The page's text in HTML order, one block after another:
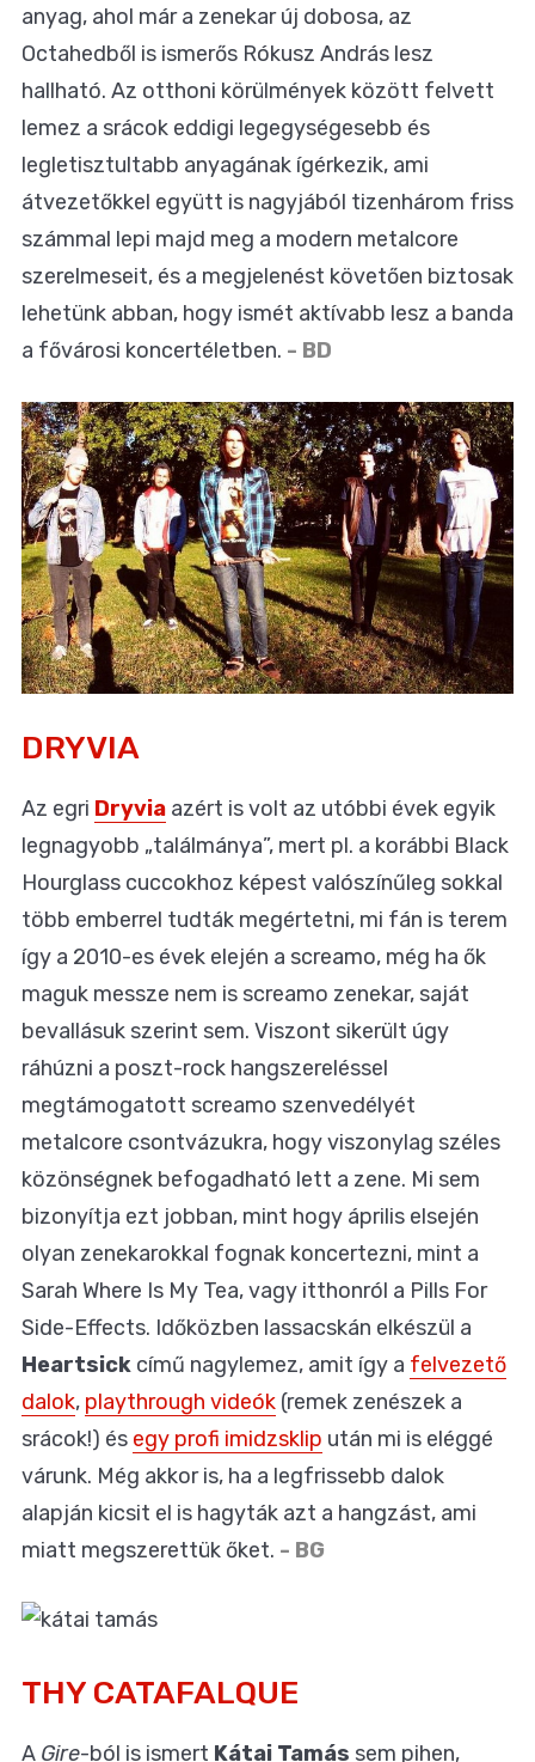
anyag, ahol már a zenekar új dobosa, az
Octahedből is ismerős Rókusz András lesz
hallható. Az otthoni körülmények között felvett
lemez a srácok eddigi legegységesebb és
legletisztultabb anyagának ígérkezik, ami
átvezetőkkel együtt is nagyjából tizenhárom friss
számmal lepi majd meg a modern metalcore
szerelmeseit, és a megjelenést követően biztosak
lehetünk abban, hogy ismét aktívabb lesz a banda
a fővárosi koncertéletben. - BD
DRYVIA
Az egri Dryvia azért is volt az utóbbi évek egyik
legnagyobb „találmánya”, mert pl. a korábbi Black
Hourglass cuccokhoz képest valószínűleg sokkal
több emberrel tudták megértetni, mi fán is terem
így a 2010-es évek elején a screamo, még ha ők
maguk messze nem is screamo zenekar, saját
bevallásuk szerint sem. Viszont sikerült úgy
ráhúzni a poszt-rock hangszereléssel
megtámogatott screamo szenvedélyét
metalcore csontvázukra, hogy viszonylag széles
közönségnek befogadható lett a zene. Mi sem
bizonyítja ezt jobban, mint hogy április elsején
olyan zenekarokkal fognak koncertezni, mint a
Sarah Where Is My Tea, vagy itthonról a Pills For
Side-Effects. Időközben lassacskán elkészül a
Heartsick című nagylemez, amit így a felvezető
dalok, playthrough videók (remek zenészek a
srácok!) és egy profi imidzsklip után mi is eléggé
várunk. Még akkor is, ha a legfrissebb dalok
alapján kicsit el is hagyták azt a hangzást, ami
miatt megszerettük őket. - BG
THY CATAFALQUE
A Gire-ból is ismert Kátai Tamás sem pihen,